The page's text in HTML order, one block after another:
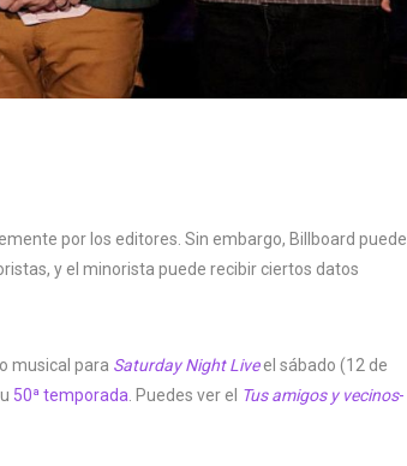
por los editores. Sin embargo, Billboard puede
y el minorista puede recibir ciertos datos
musical para Saturday Night Liveel sábado (12 de
50ª temporada . Puedes ver el Tus amigos y vecinos-